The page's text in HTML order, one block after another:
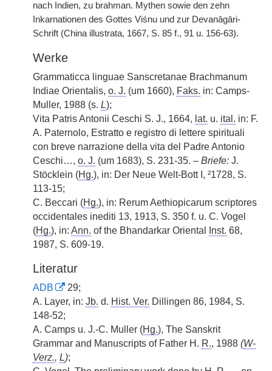
nach Indien, zu brahman. Mythen sowie den zehn
Inkarnationen des Gottes Viśnu und zur Devanāgāri-
Schrift (China illustrata, 1667, S. 85 f., 91 u. 156-63).
Werke
Grammaticca linguae Sanscretanae Brachmanum
Indiae Orientalis, o. J. (um 1660), Faks. in: Camps-
Muller, 1988 (s. L);
Vita Patris Antonii Ceschi S. J., 1664, lat. u. ital. in: F.
A. Paternolo, Estratto e registro di lettere spirituali
con breve narrazione della vita del Padre Antonio
Ceschi…, o. J. (um 1683), S. 231-35. – Briefe: J.
Stöcklein (Hg.), in: Der Neue Welt-Bott I, ²1728, S.
113-15;
C. Beccari (Hg.), in: Rerum Aethiopicarum scriptores
occidentales inediti 13, 1913, S. 350 f. u. C. Vogel
(Hg.), in: Ann. of the Bhandarkar Oriental Inst. 68,
1987, S. 609-19.
Literatur
ADB
29;
A. Layer, in: Jb. d. Hist. Ver. Dillingen 86, 1984, S.
148-52;
A. Camps u. J.-C. Muller (Hg.), The Sanskrit
Grammar and Manuscripts of Father H. R., 1988 (W-
Verz., L);